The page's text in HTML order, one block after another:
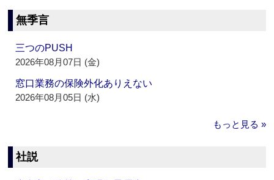
無季言
三つのPUSH
2026年08月07日 (金)
窓口業務の保険外化ありえない
2026年08月05日 (水)
もっと見る »
社説